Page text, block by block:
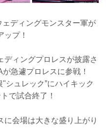
ディングモンスター軍が
プ！
ディングプロレスが披露さ
急遽プロレスに参戦！
シュレック”にハイキック
で試合終了！
に会場は大きな盛り上がり